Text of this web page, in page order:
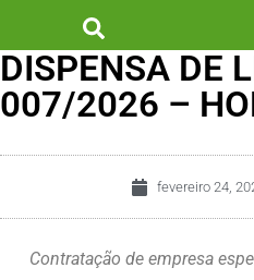
DISPENSA DE
007/2026 –
fevereiro 24,
Contratação de empresa